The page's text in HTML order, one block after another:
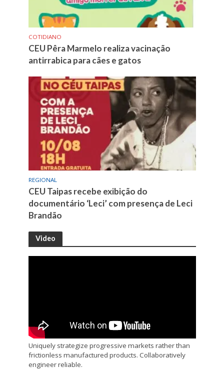
COTIDIANO
CEU Pêra Marmelo realiza vacinação
antirrabica para cães e gatos
REGIONAL
CEU Taipas recebe exibição do
documentário ‘Leci’ com presença de Leci
Brandão
Video
Uniquely strategize progressive markets rather than
frictionless manufactured products. Collaboratively
engineer reliable.